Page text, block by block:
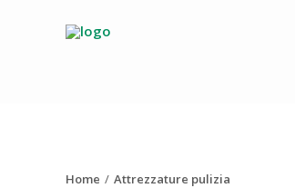
Home
Attrezzature pulizia